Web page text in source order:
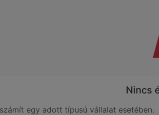
Nincs
egy adott típusú vállalat esetében.